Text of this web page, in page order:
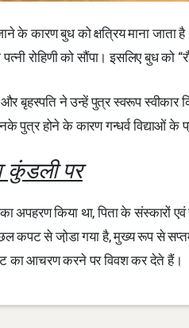
के कारण बुध को क्षत्रिय माना जाता
रोहिणी को सौंपा। इसलिए बुध को
बृहस्पति ने उन्हें पुत्र स्वरूप स्वीकार
पुत्र होने के कारण गन्धर्व विद्याओं के
कुंडली पर
अपहरण किया था, पिता के संस्कारों
कपट से जो़डा गया है, मुख्य रूप से
का आचरण करने पर विवश कर देते हैं।